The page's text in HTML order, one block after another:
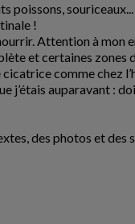
poissons,
!
Attention à mon
et certaines zones
comme chez
j’étais auparavant :
des photos et des